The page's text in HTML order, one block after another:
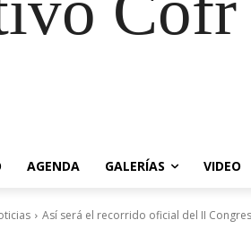
AGENDA GALERÍAS VIDEO
Así será el recorrido oficial del II